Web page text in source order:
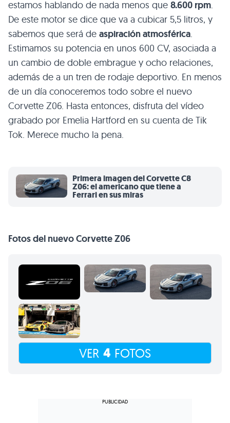
estamos hablando de nada menos que 8.600 rpm.
De este motor se dice que va a cubicar 5,5 litros, y
sabemos que será de aspiración atmosférica.
Estimamos su potencia en unos 600 CV, asociada a
un cambio de doble embrague y ocho relaciones,
además de a un tren de rodaje deportivo. En menos
de un día conoceremos todo sobre el nuevo
Corvette Z06. Hasta entonces, disfruta del vídeo
grabado por Emelia Hartford en su cuenta de Tik
Tok. Merece mucho la pena.
Primera imagen del Corvette C8
Z06: el americano que tiene a
Ferrari en sus miras
Fotos del nuevo Corvette Z06
VER 4 FOTOS